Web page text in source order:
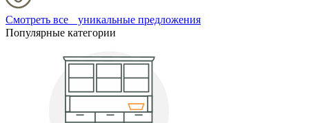
Смотреть все уникальные предложения
Популярные категории